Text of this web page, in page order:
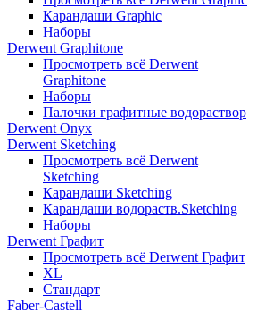
Карандаши Graphic
Наборы
Derwent Graphitone
Просмотреть всё Derwent
Graphitone
Наборы
Палочки графитные водораствор
Derwent Onyx
Derwent Sketching
Просмотреть всё Derwent
Sketching
Карандаши Sketching
Карандаши водораств.Sketching
Наборы
Derwent Графит
Просмотреть всё Derwent Графит
XL
Стандарт
Faber-Castell